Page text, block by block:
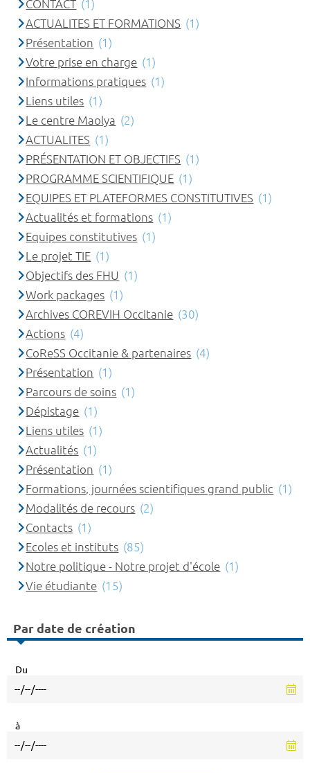
CONTACT (1)
ACTUALITES ET FORMATIONS (1)
Présentation (1)
Votre prise en charge (1)
Informations pratiques (1)
Liens utiles (1)
Le centre Maolya (2)
ACTUALITES (1)
PRÉSENTATION ET OBJECTIFS (1)
PROGRAMME SCIENTIFIQUE (1)
EQUIPES ET PLATEFORMES CONSTITUTIVES (1)
Actualités et formations (1)
Equipes constitutives (1)
Le projet TIE (1)
Objectifs des FHU (1)
Work packages (1)
Archives COREVIH Occitanie (30)
Actions (4)
CoReSS Occitanie & partenaires (4)
Présentation (1)
Parcours de soins (1)
Dépistage (1)
Liens utiles (1)
Actualités (1)
Présentation (1)
Formations, journées scientifiques grand public (1)
Modalités de recours (2)
Contacts (1)
Ecoles et instituts (85)
Notre politique - Notre projet d'école (1)
Vie étudiante (15)
Par date de création
Du
à